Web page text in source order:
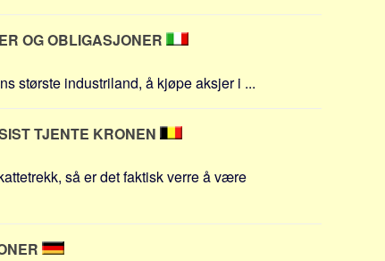
OG OBLIGASJONER
største industriland, å kjøpe aksjer i ...
TJENTE KRONEN
så er det faktisk verre å være